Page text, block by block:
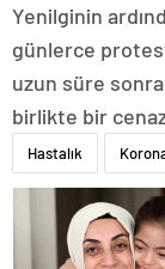
Yenilginin
günlerce
uzun süre
birlikte bir
Hastalık